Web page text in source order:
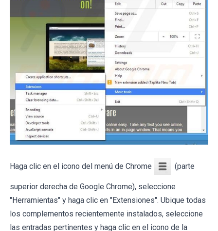
Haga clic en el icono del menú de Chrome (parte
superior derecha de Google Chrome), seleccione
"Herramientas" y haga clic en "Extensiones". Ubique todas
los complementos recientemente instalados, seleccione
las entradas pertinentes y haga clic en el icono de la